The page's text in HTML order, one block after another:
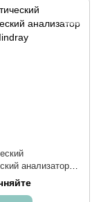
анализатор